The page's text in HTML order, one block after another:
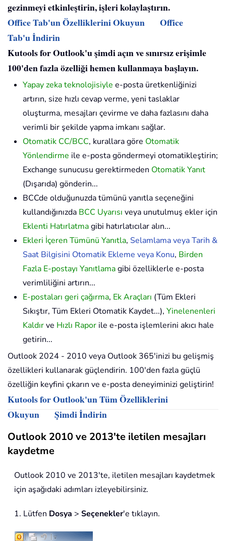
gezinmeyi etkinleştirin, işleri kolaylaştırın.
Office Tab'un Özelliklerini Okuyun
Office
Tab'u İndirin
Kutools for Outlook'u şimdi açın ve sınırsız erişimle
100'den fazla özelliği hemen kullanmaya başlayın.
Yapay zeka teknolojisiyle e-posta üretkenliğinizi
artırın, size hızlı cevap verme, yeni taslaklar
oluşturma, mesajları çevirme ve daha fazlasını daha
verimli bir şekilde yapma imkanı sağlar.
Otomatik CC/BCC, kurallara göre Otomatik
Yönlendirme ile e-posta göndermeyi otomatikleştirin;
Exchange sunucusu gerektirmeden Otomatik Yanıt
(Dışarıda) gönderin...
BCCde olduğunuzda tümünü yanıtla seçeneğini
kullandığınızda BCC Uyarısı veya unutulmuş ekler için
Eklenti Hatırlatmagibi hatırlatıcılar alın...
Ekleri İçeren Tümünü Yanıtla, Selamlama veya Tarih &
Saat Bilgisini Otomatik Ekleme veya Konu, Birden
Fazla E-postayı Yanıtlamagibi özelliklerle e-posta
verimliliğini artırın...
E-postaları geri çağırma, Ek Araçları (Tüm Ekleri
Sıkıştır, Tüm Ekleri Otomatik Kaydet...), Yinelenenleri
Kaldırve Hızlı Rapor ile e-posta işlemlerini akıcı hale
getirin...
Outlook 2024 - 2010 veya Outlook 365'inizi bu gelişmiş
özellikleri kullanarak güçlendirin. 100'den fazla güçlü
özelliğin keyfini çıkarın ve e-posta deneyiminizi geliştirin!
Kutools for Outlook'un Tüm Özelliklerini
Okuyun
Şimdi İndirin
Outlook 2010 ve 2013'te iletilen mesajları
kaydetme
Outlook 2010 ve 2013'te, iletilen mesajları kaydetmek
için aşağıdaki adımları izleyebilirsiniz.
1. Lütfen Dosya > Seçenekler'e tıklayın.